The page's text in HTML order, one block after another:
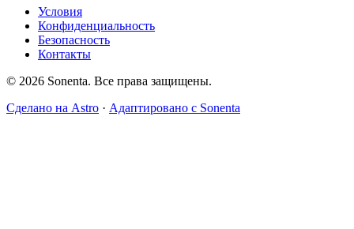
Условия
Конфиденциальность
Безопасность
Контакты
© 2026 Sonenta. Все права защищены.
Сделано на Astro · Адаптировано с Sonenta